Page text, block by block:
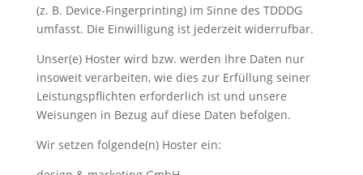
(z. B. Device-Fingerprinting) im Sinne des TDDDG
umfasst. Die Einwilligung ist jederzeit widerrufbar.
Unser(e) Hoster wird bzw. werden Ihre Daten nur
insoweit verarbeiten, wie dies zur Erfüllung seiner
Leistungspflichten erforderlich ist und unsere
Weisungen in Bezug auf diese Daten befolgen.
Wir setzen folgende(n) Hoster ein: